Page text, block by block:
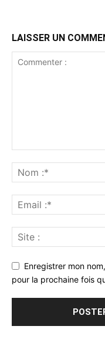
LAISSER UN
Enregistrer mon
pour la prochaine fois